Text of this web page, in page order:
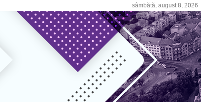
sâmbătă, august 8, 2026